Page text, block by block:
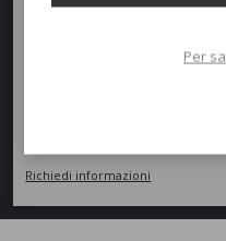
Richiedi un preventivo
Richiedi informazioni
Per